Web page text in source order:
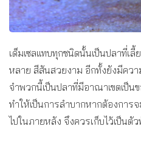
เด็มเซลแทบทุกชนิดนั้นเป็นปลาที่เ
หลาย สีสันสวยงาม อีกทั้งยังมีคว
จำพวกนี้เป็นปลาที่มีอาณาเขตเป็น
ทำให้เป็นการลำบากหากต้องการ
ไปในภายหลัง จึงควรเก็บไว้เป็นตั